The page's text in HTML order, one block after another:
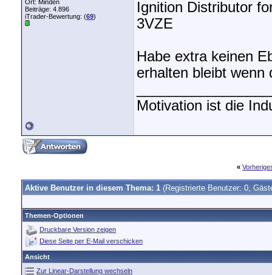
Ort: Minden
Beiträge: 4.896
iTrader-Bewertung: (69)
Ignition Distributor
3VZE
Habe extra keinen
erhalten bleibt wenn
Motivation ist die
«
Aktive Benutzer in diesem Thema: 1 (Registrierte Benutzer: 0,
Themen-Optionen
Druckbare Version zeigen
Diese Seite per E-Mail verschicken
Ansicht
Zur Linear-Darstellung wechseln